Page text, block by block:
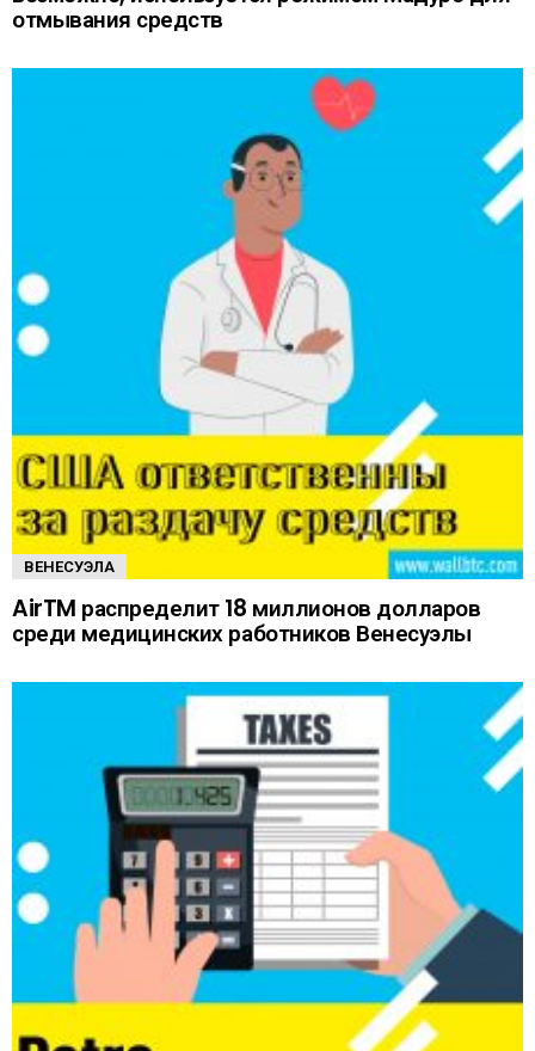
отмывания средств
ВЕНЕСУЭЛА
AirTM распределит 18 миллионов долларов
среди медицинских работников Венесуэлы